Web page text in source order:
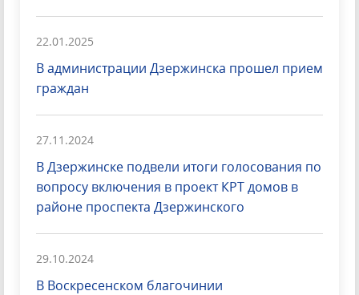
22.01.2025
В администрации Дзержинска прошел прием
граждан
27.11.2024
В Дзержинске подвели итоги голосования по
вопросу включения в проект КРТ домов в
районе проспекта Дзержинского
29.10.2024
В Воскресенском благочинии